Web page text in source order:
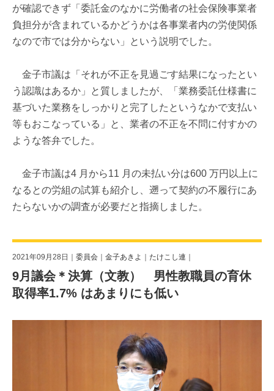
が確認できず「委託金のなかに労働者の社会保険事業者
負担分が含まれているかどうかは各事業者内の労使関係
なので市では分からない」という説明でした。
金子市議は「それが不正を見過ごす結果になったとい
う認識はあるか」と質しましたが、「業務委託仕様書に
基づいた業務をしっかりと完了したというなかで支払い
等もおこなっている」と、業者の不正を不問に付すかの
ような答弁でした。
金子市議は4 月から11 月の未払い分は600 万円以上に
なるとの労組の試算も紹介し、遡って契約の不履行にあ
たらないかの調査が必要だと指摘しました。
2021年09月28日｜ 委員会 ｜ 金子あきよ ｜ たけこし連 ｜
9月議会＊決算（文教） 男性教職員の育休
取得率1.7% はあまりにも低い